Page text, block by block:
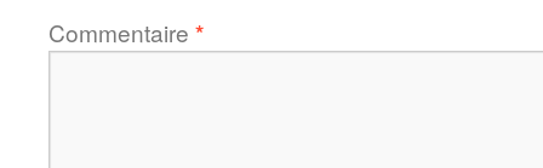
Commentaire *